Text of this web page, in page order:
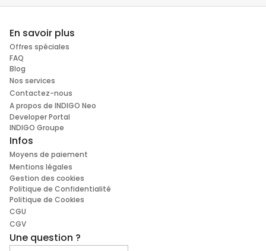
En savoir plus
Offres spéciales
FAQ
Blog
Nos services
Contactez-nous
A propos de INDIGO Neo
Developer Portal
INDIGO Groupe
Infos
Moyens de paiement
Mentions légales
Gestion des cookies
Politique de Confidentialité
Politique de Cookies
CGU
CGV
Une question ?